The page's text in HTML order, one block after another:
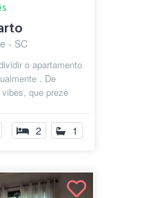
- SC
o apartamento
. De
que preze
2 1